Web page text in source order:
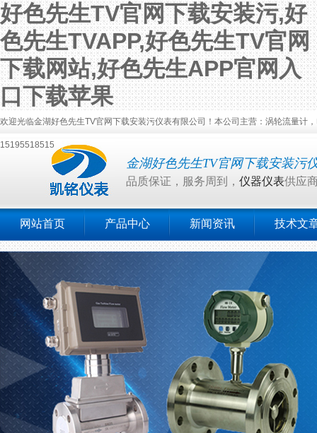
好色先生TV官网下载安装污,好
色先生TVAPP,好色先生TV官网
下载网站,好色先生APP官网入
口下载苹果
欢迎光临金湖好色先生TV官网下载安装污仪表有限公司！本公司主营：涡轮流量计，
15195518515
金湖好色先生TV官网下载安装污
品质保证，服务周到， 仪器仪表供应
网站首页 产品中心 新闻资讯 技术文